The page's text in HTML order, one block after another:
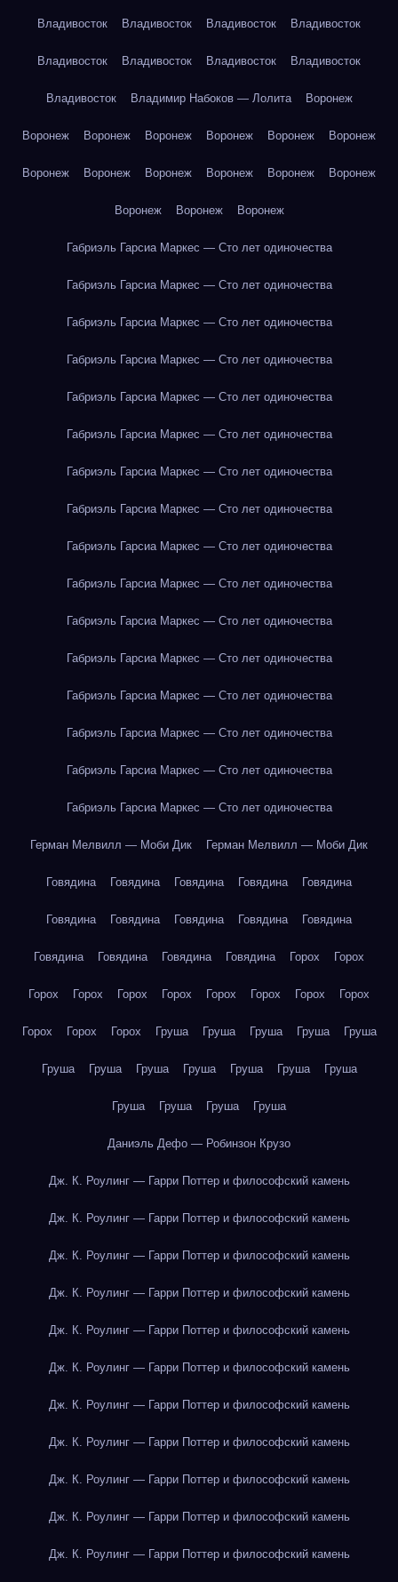
Владивосток Владивосток Владивосток Владивосток
Владивосток Владивосток Владивосток Владивосток
Владивосток Владимир Набоков — Лолита Воронеж
Воронеж Воронеж Воронеж Воронеж Воронеж Воронеж
Воронеж Воронеж Воронеж Воронеж Воронеж Воронеж
Воронеж Воронеж Воронеж
Габриэль Гарсиа Маркес — Сто лет одиночества
Габриэль Гарсиа Маркес — Сто лет одиночества
Габриэль Гарсиа Маркес — Сто лет одиночества
Габриэль Гарсиа Маркес — Сто лет одиночества
Габриэль Гарсиа Маркес — Сто лет одиночества
Габриэль Гарсиа Маркес — Сто лет одиночества
Габриэль Гарсиа Маркес — Сто лет одиночества
Габриэль Гарсиа Маркес — Сто лет одиночества
Габриэль Гарсиа Маркес — Сто лет одиночества
Габриэль Гарсиа Маркес — Сто лет одиночества
Габриэль Гарсиа Маркес — Сто лет одиночества
Габриэль Гарсиа Маркес — Сто лет одиночества
Габриэль Гарсиа Маркес — Сто лет одиночества
Габриэль Гарсиа Маркес — Сто лет одиночества
Габриэль Гарсиа Маркес — Сто лет одиночества
Габриэль Гарсиа Маркес — Сто лет одиночества
Герман Мелвилл — Моби Дик Герман Мелвилл — Моби Дик
Говядина Говядина Говядина Говядина Говядина
Говядина Говядина Говядина Говядина Говядина
Говядина Говядина Говядина Говядина Горох Горох
Горох Горох Горох Горох Горох Горох Горох Горох
Горох Горох Горох Груша Груша Груша Груша Груша
Груша Груша Груша Груша Груша Груша Груша
Груша Груша Груша Груша
Даниэль Дефо — Робинзон Крузо
Дж. К. Роулинг — Гарри Поттер и философский камень
Дж. К. Роулинг — Гарри Поттер и философский камень
Дж. К. Роулинг — Гарри Поттер и философский камень
Дж. К. Роулинг — Гарри Поттер и философский камень
Дж. К. Роулинг — Гарри Поттер и философский камень
Дж. К. Роулинг — Гарри Поттер и философский камень
Дж. К. Роулинг — Гарри Поттер и философский камень
Дж. К. Роулинг — Гарри Поттер и философский камень
Дж. К. Роулинг — Гарри Поттер и философский камень
Дж. К. Роулинг — Гарри Поттер и философский камень
Дж. К. Роулинг — Гарри Поттер и философский камень